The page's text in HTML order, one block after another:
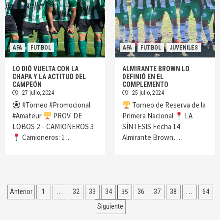
AFA FUTBOL
LO DIÓ VUELTA CON LA
CHAPA Y LA ACTITUD DEL
CAMPEÓN
27 julio, 2024
#Torneo #Promocional
#Amateur
PROV. DE
LOBOS 2 – CAMIONEROS 3
Camioneros: 1…
AFA FUTBOL JUVENILES
ALMIRANTE BROWN LO
DEFINIÓ EN EL
COMPLEMENTO
25 julio, 2024
Torneo de Reserva de la
Primera Nacional
LA
SÍNTESIS Fecha 14
Almirante Brown…
Navegación
Anterior 1 … 32 33 34 35 36 37 38 …
64
Siguiente